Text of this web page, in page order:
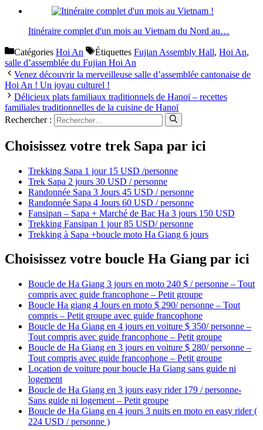
Itinéraire complet d'un mois au Vietnam du Nord au…
Catégories Hoi An Étiquettes Fujian Assembly Hall, Hoi An,
salle d’assemblée du Fujian Hoi An
Venez découvrir la merveilleuse salle d’assemblée cantonaise de
Hoi An ! Un joyau culturel !
Délicieux plats familiaux traditionnels de Hanoï – recettes
familiales traditionnelles de la cuisine de Hanoï
Rechercher :
Choisissez votre trek Sapa par ici
Trekking Sapa 1 jour 15 USD /personne
Trek Sapa 2 jours 30 USD / personne
Randonnée Sapa 3 Jours 45 USD / personne
Randonnée Sapa 4 Jours 60 USD / personne
Fansipan – Sapa + Marché de Bac Ha 3 jours 150 USD
Trekking Fansipan 1 jour 85 USD/ personne
Trekking à Sapa +boucle moto Ha Giang 6 jours
Choisissez votre boucle Ha Giang par ici
Boucle de Ha Giang 3 jours en moto 240 $ / personne – Tout
compris avec guide francophone – Petit groupe
Boucle Ha giang 4 Jours en moto $ 290/ personne – Tout
compris – Petit groupe avec guide francophone
Boucle de Ha Giang en 4 jours en voiture $ 350/ personne –
Tout compris avec guide francophone – Petit groupe
Boucle de Ha Giang en 3 jours en voiture $ 280/ personne –
Tout compris avec guide francophone – Petit groupe
Location de voiture pour boucle Ha Giang sans guide ni
logement
Boucle de Ha Giang en 3 jours easy rider 179 / personne-
Sans guide ni logement – Petit groupe
Boucle de Ha Giang en 4 jours 3 nuits en moto en easy rider (
224 USD / personne )